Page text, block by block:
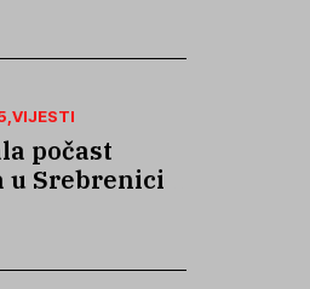
VIJESTI
počast
Srebrenici i
Roma iz